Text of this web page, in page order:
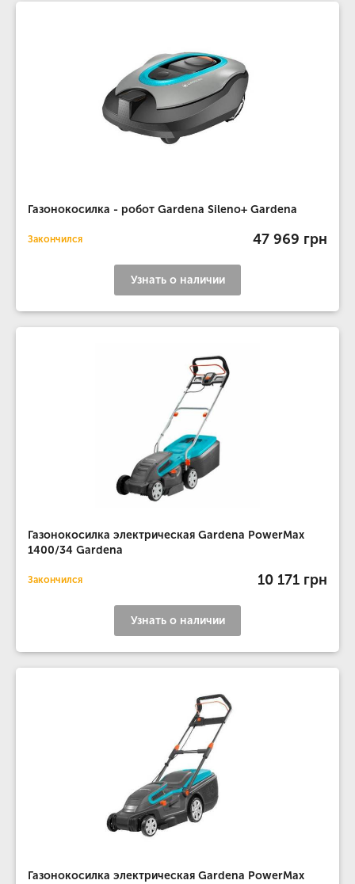
Газонокосилка - робот Gardena Sileno+ Gardena
Закончился 47 969 грн
Узнать о наличии
Газонокосилка электрическая Gardena PowerMax
1400/34 Gardena
Закончился 10 171 грн
Узнать о наличии
Газонокосилка электрическая Gardena PowerMax